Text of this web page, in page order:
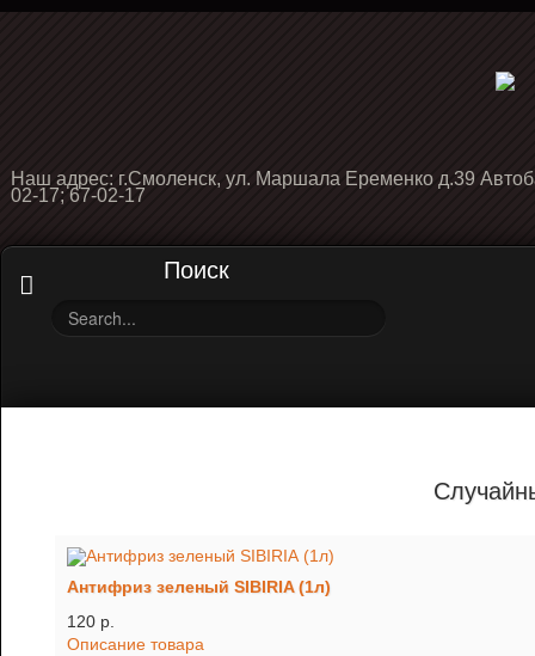
Наш адрес: г.Смоленск, ул. Маршала Еременко д.39
02-17; 67-02-17
Поиск
Антифриз зеленый SIBIRIA (1л)
120 p.
Описание товара